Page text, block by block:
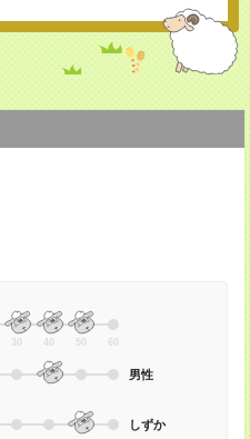
30 40 50 60
男性
しずか